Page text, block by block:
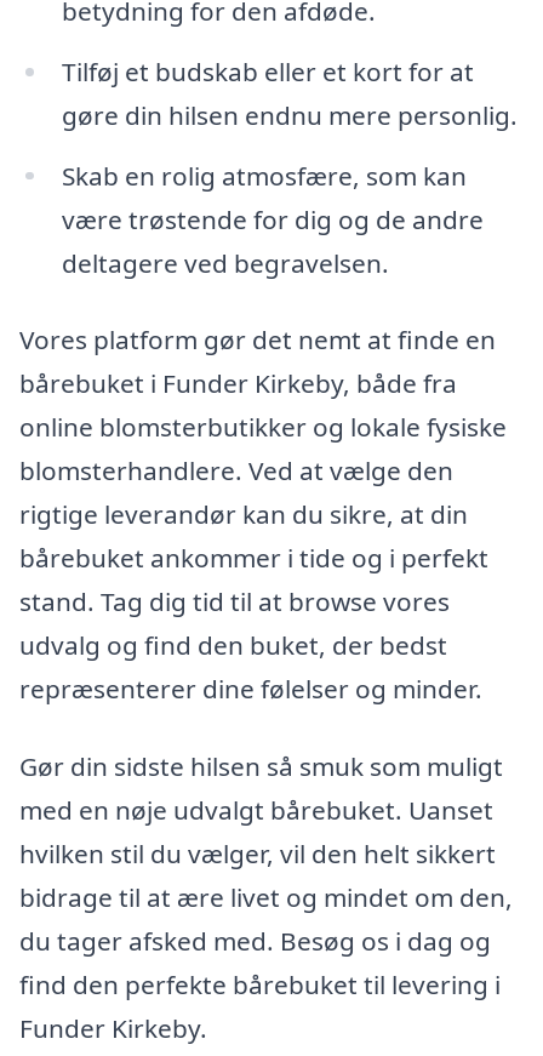
betydning for den afdøde.
Tilføj et budskab eller et kort for at
gøre din hilsen endnu mere personlig.
Skab en rolig atmosfære, som kan
være trøstende for dig og de andre
deltagere ved begravelsen.
Vores platform gør det nemt at finde en
bårebuket i Funder Kirkeby, både fra
online blomsterbutikker og lokale fysiske
blomsterhandlere. Ved at vælge den
rigtige leverandør kan du sikre, at din
bårebuket ankommer i tide og i perfekt
stand. Tag dig tid til at browse vores
udvalg og find den buket, der bedst
repræsenterer dine følelser og minder.
Gør din sidste hilsen så smuk som muligt
med en nøje udvalgt bårebuket. Uanset
hvilken stil du vælger, vil den helt sikkert
bidrage til at ære livet og mindet om den,
du tager afsked med. Besøg os i dag og
find den perfekte bårebuket til levering i
Funder Kirkeby.